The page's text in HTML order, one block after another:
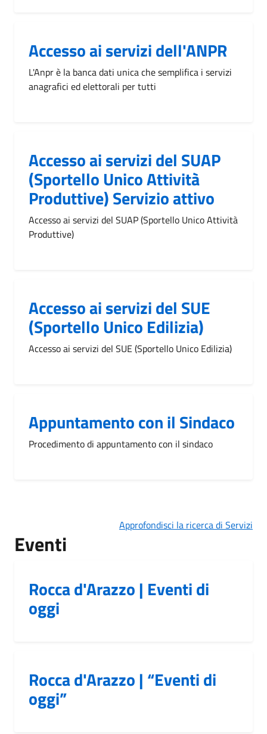
Accesso ai servizi dell'ANPR
L'Anpr è la banca dati unica che semplifica i servizi
anagrafici ed elettorali per tutti
Accesso ai servizi del SUAP
(Sportello Unico Attività
Produttive) Servizio attivo
Accesso ai servizi del SUAP (Sportello Unico Attività
Produttive)
Accesso ai servizi del SUE
(Sportello Unico Edilizia)
Accesso ai servizi del SUE (Sportello Unico Edilizia)
Appuntamento con il Sindaco
Procedimento di appuntamento con il sindaco
Approfondisci la ricerca di Servizi
Eventi
Rocca d'Arazzo | Eventi di
oggi
Rocca d'Arazzo | “Eventi di
oggi”